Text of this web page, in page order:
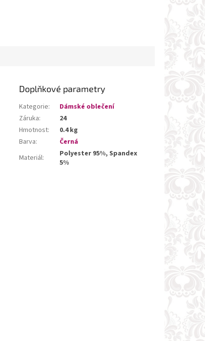
Doplňkové parametry
Kategorie:
Dámské oblečení
Záruka:
24
Hmotnost:
0.4 kg
Barva:
Černá
Materiál:
Polyester 95%, Spandex
5%